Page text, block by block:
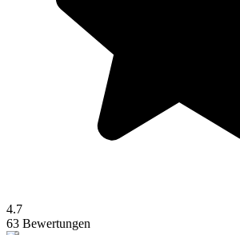
4.7
63 Bewertungen